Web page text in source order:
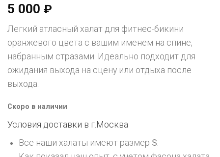
5 000 ₽
Легкий атласный халат для фитнес-бикини
оранжевого цвета с вашим именем на спине,
набранным стразами. Идеально подходит для
ожидания выхода на сцену или отдыха после
выхода.
Скоро в наличии
Условия доставки в г. Москва
Все наши халаты имеют размер S